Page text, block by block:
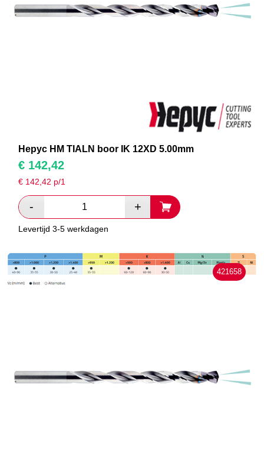
Hepyc HM TIALN boor IK 12XD 5.00mm
€ 142,42
€ 142,42 p/1
Levertijd 3-5 werkdagen
421658